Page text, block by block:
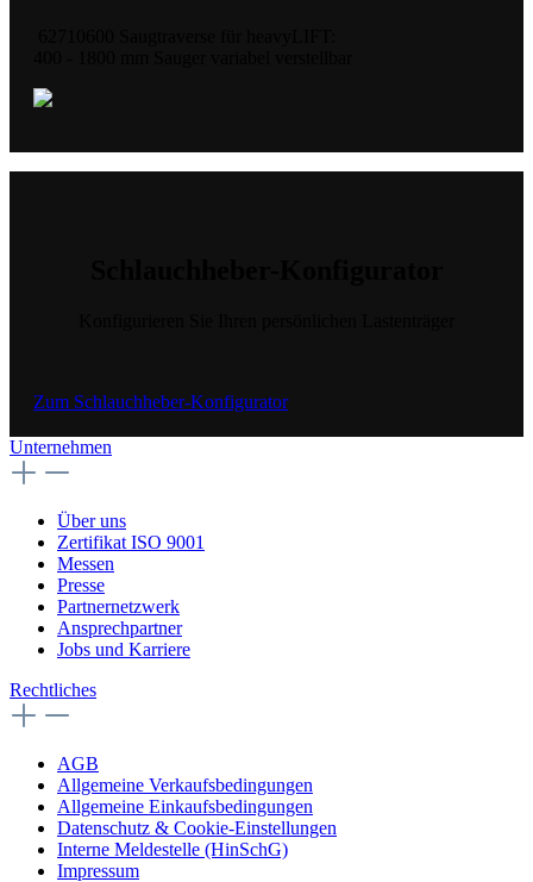
Zum Schlauchheber-Konfigurator
Unternehmen
Über uns
Zertifikat ISO 9001
Messen
Presse
Partnernetzwerk
Ansprechpartner
Jobs und Karriere
Rechtliches
AGB
Allgemeine Verkaufsbedingungen
Allgemeine Einkaufsbedingungen
Datenschutz & Cookie-Einstellungen
Interne Meldestelle (HinSchG)
Impressum